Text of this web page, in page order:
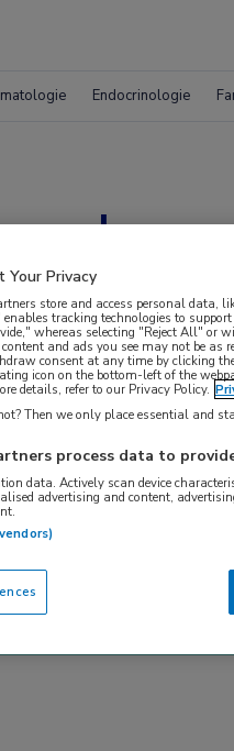
Endocrinologie
rol
Your Privacy
store and access personal data,
enables tracking technologies to
whereas selecting "Reject All"
and ads you see may not be
consent at any time by clicking
icon on the bottom-left of the
details, refer to our Privacy Policy.
Then we only place essential and
process data to
data. Actively scan device
advertising and content,